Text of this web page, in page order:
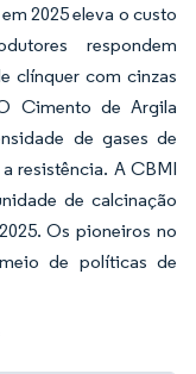
2025 eleva o custo
respondem
clínquer com cinzas
Cimento de Argila
de gases de
resistência. A CBMI
de calcinação
Os pioneiros no
de políticas de